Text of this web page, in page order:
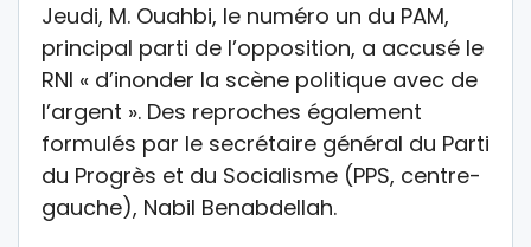
Jeudi, M. Ouahbi, le numéro un du PAM,
principal parti de l’opposition, a accusé le
RNI « d’inonder la scène politique avec de
l’argent ». Des reproches également
formulés par le secrétaire général du Parti
du Progrès et du Socialisme (PPS, centre-
gauche), Nabil Benabdellah.